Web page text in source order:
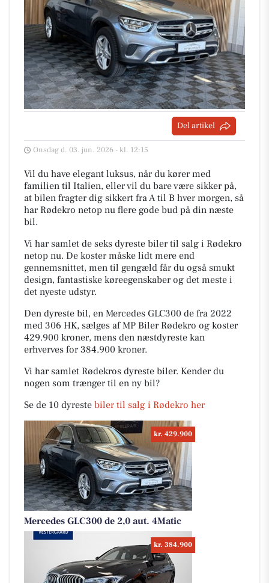
Del artikel
Onsdag d. 03. jun. 2026 - kl. 12:15
Vil du have elegant luksus, når du kører med
familien til Italien, eller vil du bare være sikker på,
at bilen fragter dig sikkert fra A til B hver morgen, så
har Rødekro netop nu flere gode bud på din næste
bil.
Vi har samlet de seks dyreste biler til salg i Rødekro
netop nu. De koster måske lidt mere end
gennemsnittet, men til gengæld får du også smukt
design, fantastiske køreegenskaber og det meste i
det nyeste udstyr.
Den dyreste bil, en Mercedes GLC300 de fra 2022
med 306 HK, sælges af MP Biler Rødekro og koster
429.900 kroner, mens den næstdyreste kan
erhverves for 384.900 kroner.
Vi har samlet Rødekros dyreste biler. Kender du
nogen som trænger til en ny bil?
Se de 10 dyreste biler til salg i Rødekro her
kr. 429.900
Mercedes GLC300 de 2,0 aut. 4Matic
kr. 384.900